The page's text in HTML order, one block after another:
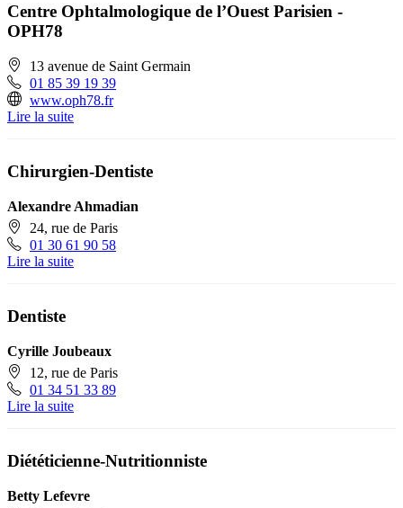
Centre Ophtalmologique de l’Ouest Parisien -
OPH78
13 avenue de Saint Germain
01 85 39 19 39
www.oph78.fr
Lire la suite
Chirurgien-Dentiste
Alexandre Ahmadian
24, rue de Paris
01 30 61 90 58
Lire la suite
Dentiste
Cyrille Joubeaux
12, rue de Paris
01 34 51 33 89
Lire la suite
Diététicienne-Nutritionniste
Betty Lefevre